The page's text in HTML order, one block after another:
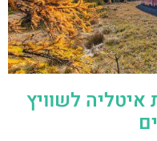
איטליה לשוויץ